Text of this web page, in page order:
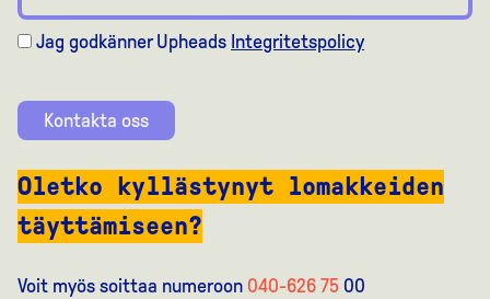
Jag godkänner Upheads Integritetspolicy
Kontakta oss
Oletko kyllästynyt lomakkeiden
täyttämiseen?
Voit myös soittaa numeroon 040-626 75 00